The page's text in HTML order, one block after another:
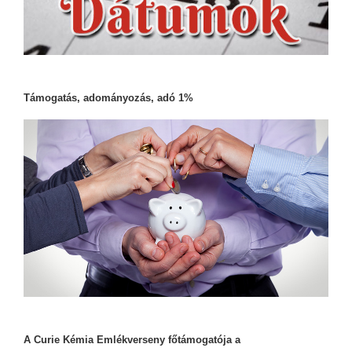
Támogatás, adományozás, adó 1%
A Curie Kémia Emlékverseny főtámogatója a